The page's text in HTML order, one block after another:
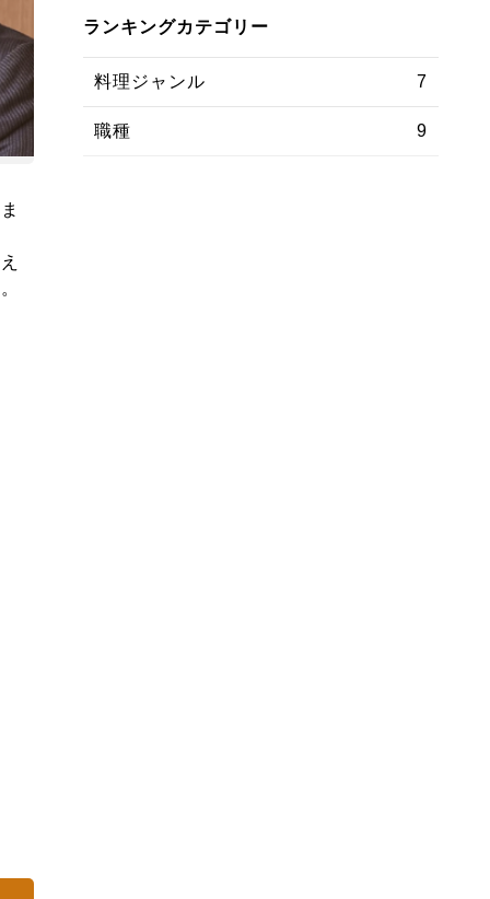
ランキングカテゴリー
料理ジャンル 7
職種 9